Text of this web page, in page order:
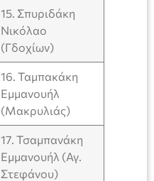
15. Σπυριδάκη
Νικόλαο
(Γδοχίων)
16. Ταμπακάκη
Εμμανουήλ
(Μακρυλιάς)
17. Τσαμπανάκη
Εμμανουήλ (Αγ.
Στεφάνου)